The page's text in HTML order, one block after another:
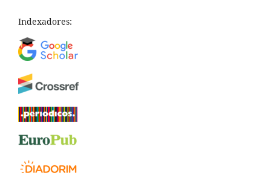
Indexadores: